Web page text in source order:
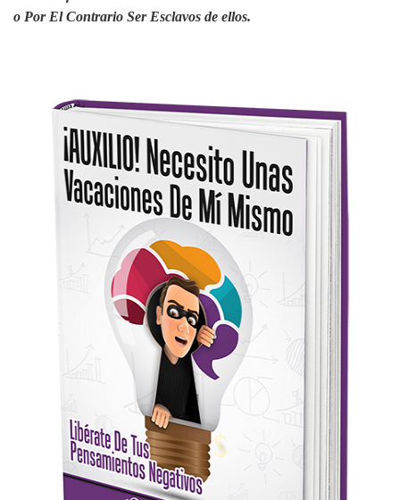
o Por El Contrario Ser Esclavos de ellos.